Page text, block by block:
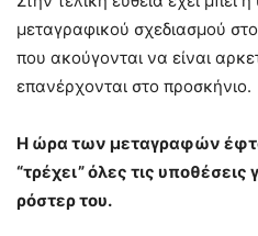
μεταγραφικού σχεδιασμού
που ακούγονται να είναι
επανέρχονται στο προσκήνιο.
Η ώρα των μεταγραφών
“τρέχει” όλες τις
ρόστερ του.